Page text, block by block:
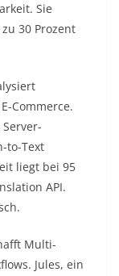
Sie
30 Prozent
Commerce.
to-Text
liegt bei 95
API.
Multi-
Jules, ein